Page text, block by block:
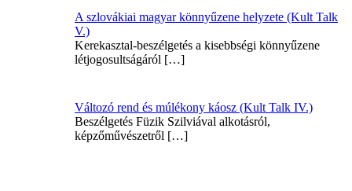
A szlovákiai magyar könnyűzene helyzete (Kult Talk
V.)
Kerekasztal-beszélgetés a kisebbségi könnyűzene
létjogosultságáról […]
Változó rend és múlékony káosz (Kult Talk IV.)
Beszélgetés Füzik Szilviával alkotásról,
képzőművészetről […]